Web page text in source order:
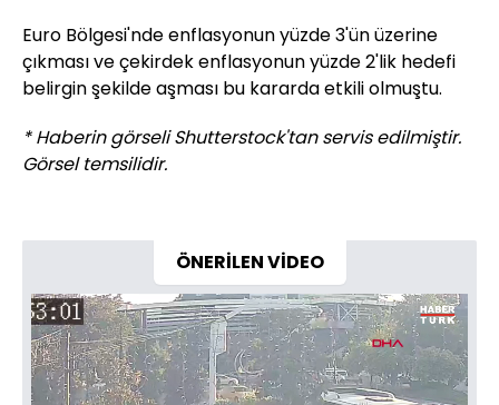
Euro Bölgesi'nde enflasyonun yüzde 3'ün üzerine
çıkması ve çekirdek enflasyonun yüzde 2'lik hedefi
belirgin şekilde aşması bu kararda etkili olmuştu.
* Haberin görseli Shutterstock'tan servis edilmiştir.
Görsel temsilidir.
ÖNERİLEN VİDEO